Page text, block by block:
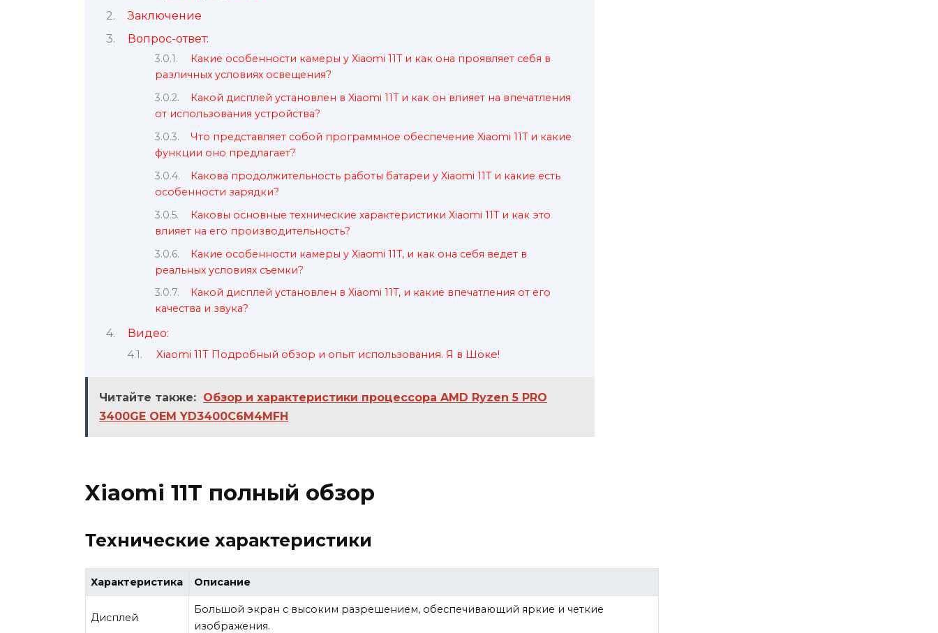
Заключение
Вопрос-ответ:
Какие особенности камеры у Xiaomi 11T и как она проявляет себя в
различных условиях освещения?
Какой дисплей установлен в Xiaomi 11T и как он влияет на впечатления
от использования устройства?
Что представляет собой программное обеспечение Xiaomi 11T и какие
функции оно предлагает?
Какова продолжительность работы батареи у Xiaomi 11T и какие есть
особенности зарядки?
Каковы основные технические характеристики Xiaomi 11T и как это
влияет на его производительность?
Какие особенности камеры у Xiaomi 11T, и как она себя ведет в
реальных условиях съемки?
Какой дисплей установлен в Xiaomi 11T, и какие впечатления от его
качества и звука?
Видео:
Xiaomi 11T Подробный обзор и опыт использования. Я в Шоке!
Читайте также: Обзор и характеристики процессора AMD Ryzen 5 PRO
3400GE OEM YD3400C6M4MFH
Xiaomi 11T полный обзор
Технические характеристики
Характеристика Описание
Дисплей
Большой экран с высоким разрешением, обеспечивающий яркие и четкие
изображения.